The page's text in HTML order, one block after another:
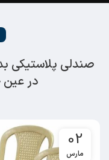
صندلی پلاستیکی
در عین
02
مارس